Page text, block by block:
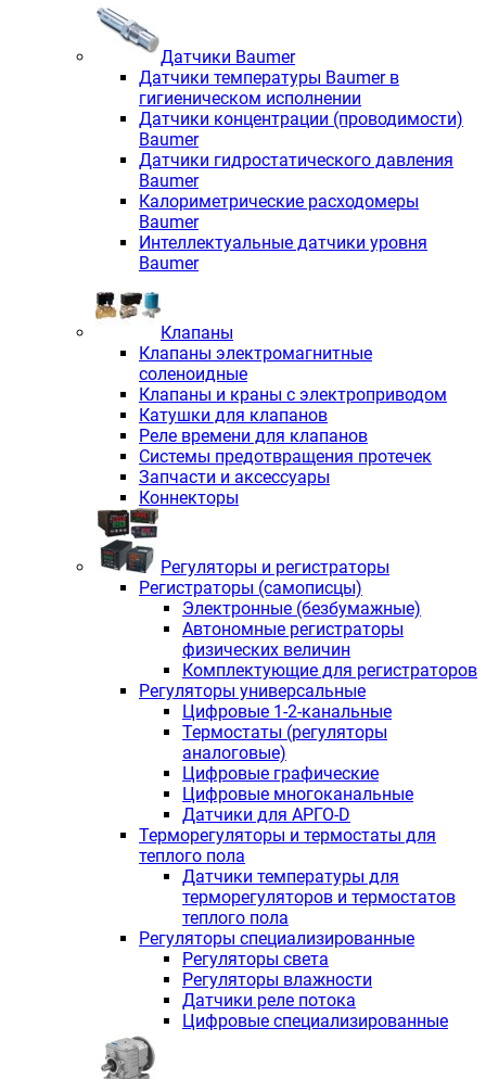
Датчики Baumer
Датчики температуры Baumer в
гигиеническом исполнении
Датчики концентрации (проводимости)
Baumer
Датчики гидростатического давления
Baumer
Калориметрические расходомеры
Baumer
Интеллектуальные датчики уровня
Baumer
Клапаны
Клапаны электромагнитные
соленоидные
Клапаны и краны с электроприводом
Катушки для клапанов
Реле времени для клапанов
Системы предотвращения протечек
Запчасти и аксессуары
Коннекторы
Регуляторы и регистраторы
Регистраторы (самописцы)
Электронные (безбумажные)
Автономные регистраторы
физических величин
Комплектующие для регистраторов
Регуляторы универсальные
Цифровые 1-2-канальные
Термостаты (регуляторы
аналоговые)
Цифровые графические
Цифровые многоканальные
Датчики для АРГО-D
Терморегуляторы и термостаты для
теплого пола
Датчики температуры для
терморегуляторов и термостатов
теплого пола
Регуляторы специализированные
Регуляторы света
Регуляторы влажности
Датчики реле потока
Цифровые специализированные